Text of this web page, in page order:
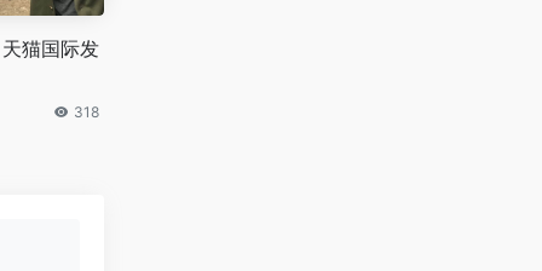
猫国际发
318